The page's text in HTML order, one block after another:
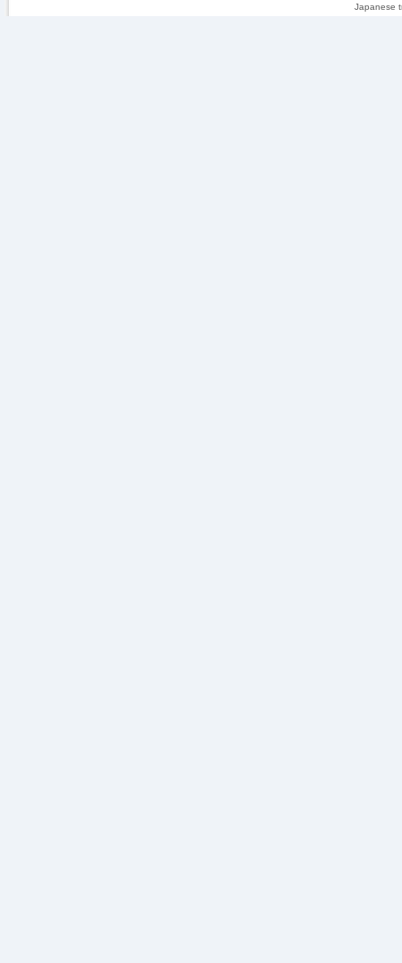
Japanese